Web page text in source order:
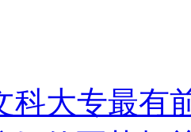
科大专最有